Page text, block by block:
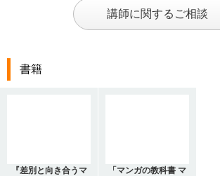
講師に関するご相談
書籍
『差別と向き合うマ
「マンガの教科書 マ